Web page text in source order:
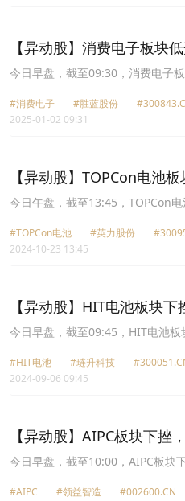
【异动股】消费电子板块
跌10.05%
今日早盘，截至09:30，消费电子
科技(002577.CN)跌7.34%报17.54
5.34%报29.97元，英力股份
#消费电子 #胜蓝股份
2025-01-02 09:31
【异动股】TOPCon电池
(300956.CN)涨12.17%
今日午盘，截至13:45，TOPCon
报28.0元，宝馨科技(002514.CN)
(002865.CN)涨10.00%报53.66元
15.42元。
#TOPCon电池 #英力股份
2024-10-23 13:45
【异动股】HIT电池板块
跌8.89%
今日早盘，截至09:45，HIT电池板
技(300716.CN)跌4.56%报8.37元
27.72元，正业科技(300410.CN)跌
#HIT电池 #琏升科技
2024-09-06 09:45
【异动股】AIPC板块下挫
6.42%
今日早盘，截至10:00，AIPC板块
技(603341.CN)跌4.24%报36.77元
#AIPC #领益智造
#002600.CN